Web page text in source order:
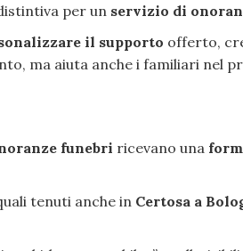
per un servizio di
il supporto offerto,
ma aiuta anche i familiari nel
funebri ricevano una
tenuti anche in Certosa a